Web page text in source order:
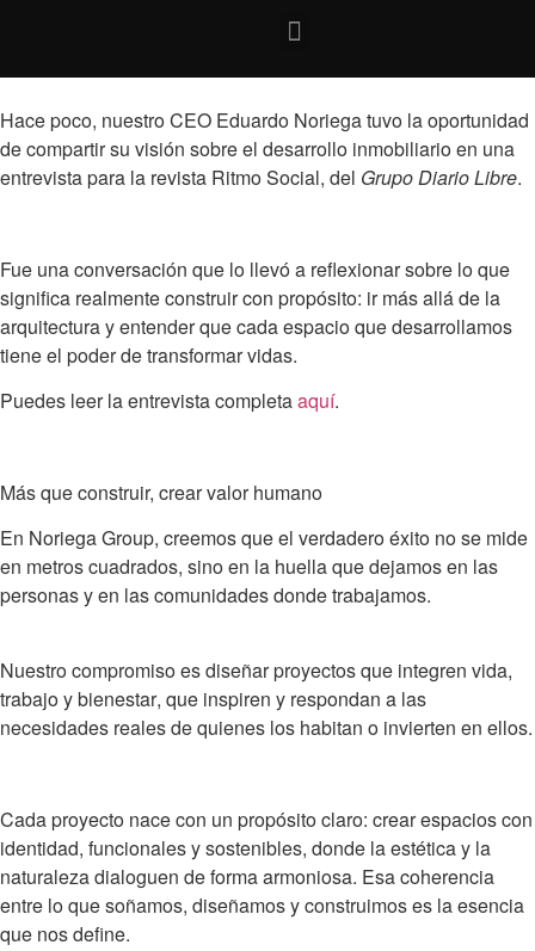
Hace poco, nuestro CEO Eduardo Noriegatuvo la oportunidad
de compartir su visión sobre el desarrollo inmobiliario en una
entrevista para la revista Ritmo Social, del Grupo Diario Libre.
Fue una conversación que lo llevó a reflexionar sobre lo que
significa realmenteconstruir con propósito: ir más allá de la
arquitectura y entender que cada espacio que desarrollamos
tiene el poder de transformar vidas.
Puedes leer la entrevista completaaquí.
Más que construir, crear valor humano
En Noriega Group, creemos que el verdadero éxito no se mide
en metros cuadrados, sino en la huella que dejamos en las
personas y en las comunidadesdonde trabajamos.
Nuestro compromiso es diseñar proyectos que integren vida,
trabajo y bienestar, que inspiren y respondan a las
necesidades reales de quienes los habitan o invierten en ellos.
Cada proyecto nace con un propósito claro: crear espacios con
identidad, funcionales y sostenibles, donde la estética y la
naturaleza dialoguen de forma armoniosa. Esa coherencia
entre lo que soñamos, diseñamos y construimos es la esencia
que nos define.